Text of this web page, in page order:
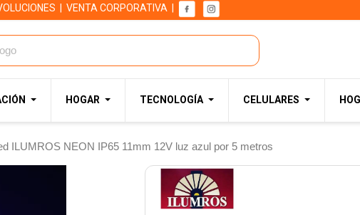
VENTA CORPORATIVA
HOGAR TECNOLOGÍA CELULARES
ILUMROS NEON IP65 11mm 12V luz azul por 5 metros